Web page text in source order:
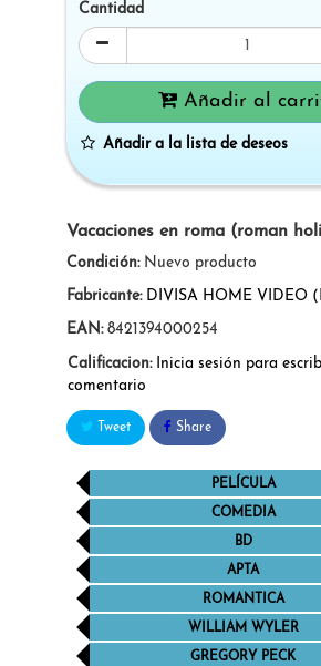
Vacaciones en roma (roman
Condición: Nuevo producto
Fabricante: DIVISA HOME VIDEO
EAN: 8421394000254
Calificacion: Inicia sesión para
comentario
Tweet Share
PELÍCULA
COMEDIA
BD
APTA
ROMANTICA
WILLIAM WYLER
GREGORY PECK
Cantidad
Añadir al
Añadir a la lista de deseos